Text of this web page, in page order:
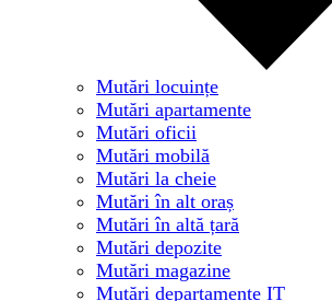
Mutări locuințe
Mutări apartamente
Mutări oficii
Mutări mobilă
Mutări la cheie
Mutări în alt oraș
Mutări în altă țară
Mutări depozite
Mutări magazine
Mutări departamente IT